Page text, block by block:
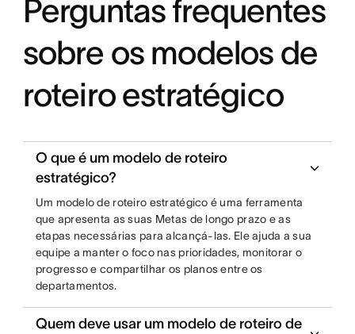
Perguntas frequentes
sobre os modelos de
roteiro estratégico
O que é um modelo de roteiro
estratégico?
Um modelo de roteiro estratégico é uma ferramenta
que apresenta as suas Metas de longo prazo e as
etapas necessárias para alcançá-las. Ele ajuda a sua
equipe a manter o foco nas prioridades, monitorar o
progresso e compartilhar os planos entre os
departamentos.
Quem deve usar um modelo de roteiro de